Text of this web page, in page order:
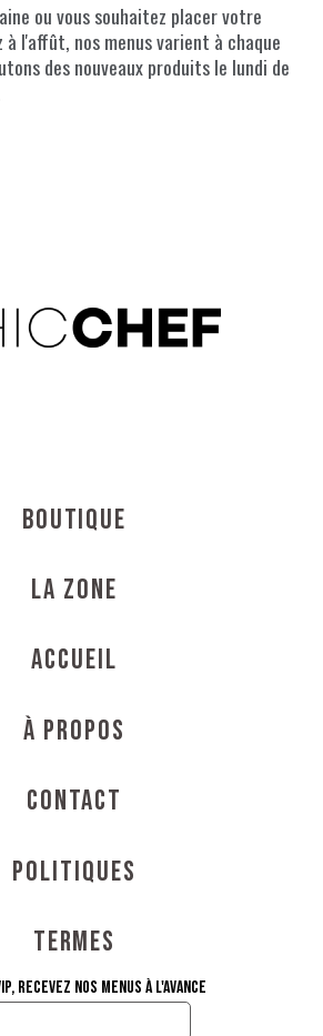
ou vous souhaitez placer votre
l'affût, nos menus varient à chaque
des nouveaux produits le lundi de
Boutique
La Zone
Accueil
À propos
Contact
Politiques
Termes
recevez nos menus à l'avance